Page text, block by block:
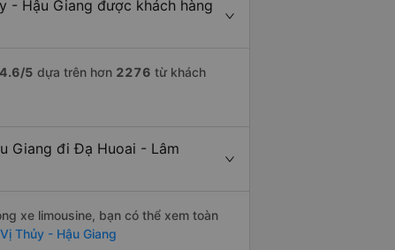
- Hậu Giang được khách hàng
4.6/5 dựa trên hơn 2276 từ khách
Giang đi Đạ Huoai - Lâm
xe limousine, bạn có thể xem toàn
Thủy - Hậu Giang